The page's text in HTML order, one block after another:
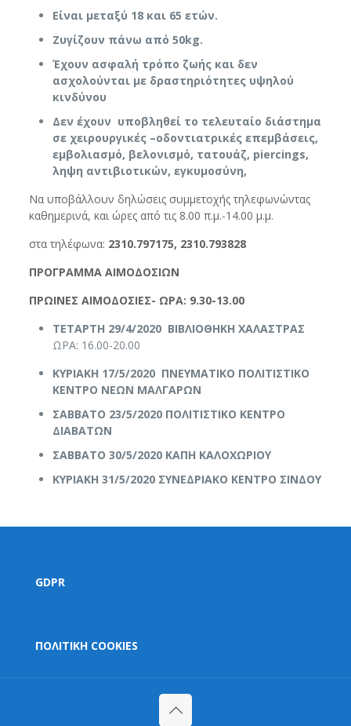
Είναι μεταξύ 18 και 65 ετών.
Ζυγίζουν πάνω από 50kg.
Έχουν ασφαλή τρόπο ζωής και δεν
ασχολούνται με δραστηριότητες υψηλού
κινδύνου
Δεν έχουν υποβληθεί το τελευταίο διάστημα
σε χειρουργικές –οδοντιατρικές επεμβάσεις,
εμβολιασμό, βελονισμό, τατουάζ, piercings,
ληψη αντιβιοτικών, εγκυμοσύνη,
Να υποβάλλουν δηλώσεις συμμετοχής τηλεφωνώντας
καθημερινά, και ώρες από τις 8.00 π.μ.-14.00 μ.μ.
στα τηλέφωνα: 2310.797175, 2310.793828
ΠΡΟΓΡΑΜΜΑ ΑΙΜΟΔΟΣΙΩΝ
ΠΡΩΙΝΕΣ ΑΙΜΟΔΟΣΙΕΣ- ΩΡΑ: 9.30-13.00
ΤΕΤΑΡΤΗ 29/4/2020 ΒΙΒΛΙΟΘΗΚΗ ΧΑΛΑΣΤΡΑΣ
ΩΡΑ: 16.00-20.00
ΚΥΡΙΑΚΗ 17/5/2020 ΠΝΕΥΜΑΤΙΚΟ ΠΟΛΙΤΙΣΤΙΚΟ
ΚΕΝΤΡΟ ΝΕΩΝ ΜΑΛΓΑΡΩΝ
ΣΑΒΒΑΤΟ 23/5/2020 ΠΟΛΙΤΙΣΤΙΚΟ ΚΕΝΤΡΟ
ΔΙΑΒΑΤΩΝ
ΣΑΒΒΑΤΟ 30/5/2020 ΚΑΠΗ ΚΑΛΟΧΩΡΙΟΥ
ΚΥΡΙΑΚΗ 31/5/2020 ΣΥΝΕΔΡΙΑΚΟ ΚΕΝΤΡΟ ΣΙΝΔΟΥ
GDPR
ΠΟΛΙΤΙΚΗ COOKIES